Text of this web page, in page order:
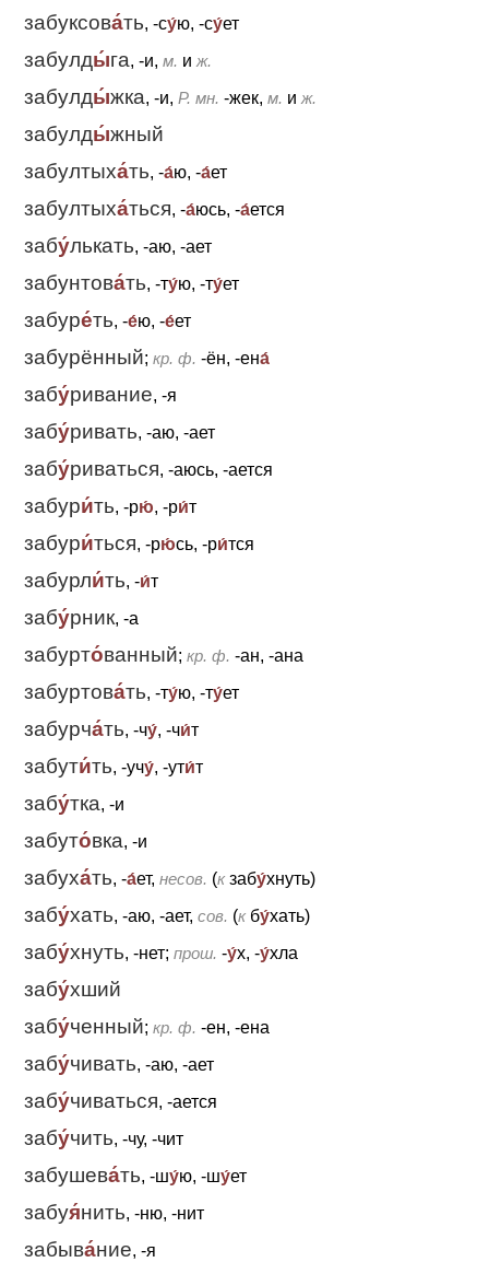
забуксова́ть, -су́ю, -су́ет
забулды́га, -и, м. и ж.
забулды́жка, -и, Р. мн. -жек, м. и ж.
забулды́жный
забултыха́ть, -а́ю, -а́ет
забултыха́ться, -а́юсь, -а́ется
забу́лькать, -аю, -ает
забунтова́ть, -ту́ю, -ту́ет
забуре́ть, -е́ю, -е́ет
забурённый; кр. ф. -ён, -ена́
забу́ривание, -я
забу́ривать, -аю, -ает
забу́риваться, -аюсь, -ается
забури́ть, -рю́, -ри́т
забури́ться, -рю́сь, -ри́тся
забурли́ть, -и́т
забу́рник, -а
забурто́ванный; кр. ф. -ан, -ана
забуртова́ть, -ту́ю, -ту́ет
забурча́ть, -чу́, -чи́т
забути́ть, -учу́, -ути́т
забу́тка, -и
забуто́вка, -и
забуха́ть, -а́ет, несов. (к забу́хнуть)
забу́хать, -аю, -ает, сов. (к бу́хать)
забу́хнуть, -нет; прош. -у́х, -у́хла
забу́хший
забу́ченный; кр. ф. -ен, -ена
забу́чивать, -аю, -ает
забу́чиваться, -ается
забу́чить, -чу, -чит
забушева́ть, -шу́ю, -шу́ет
забуя́нить, -ню, -нит
забыва́ние, -я